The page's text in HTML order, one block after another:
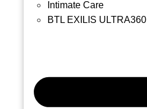
Intimate Care
BTL EXILIS ULTRA360